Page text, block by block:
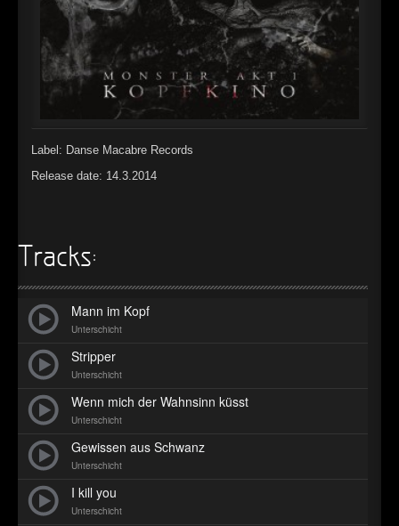
► Der Siebte Tag
Oberer Totpunkt
► Langfristig gesehen (sind wir alle tot)
Oberer Totpunkt
► Blutmond
Oberer Totpunkt
► Totentanz
► Teufels Lehrerin
► Zeit verfliegt
► Gevatter Tod
►
Label: Danse Macabre Records
Release date: 14.3.2014
Tracks:
Mann im Kopf
Unterschicht
Stripper
Unterschicht
Wenn mich der Wahnsinn küsst
Unterschicht
Gewissen aus Schwanz
Unterschicht
I kill you
Unterschicht